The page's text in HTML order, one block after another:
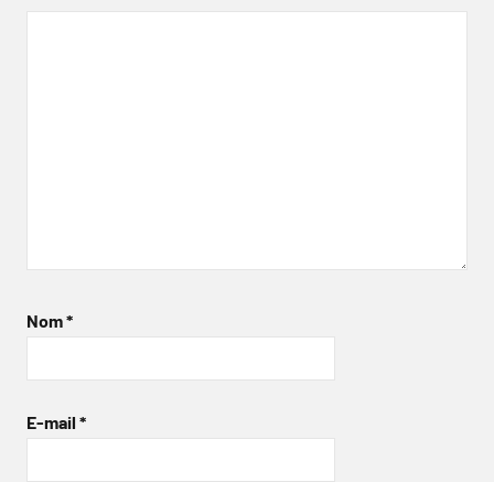
Nom*
E-mail *